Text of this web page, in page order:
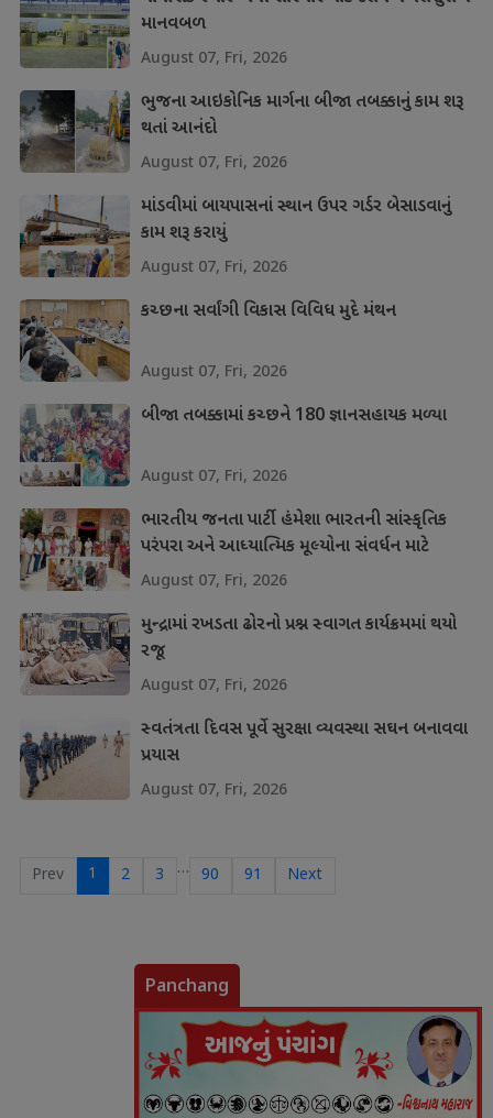
માનવબળ
August 07, Fri, 2026
ભુજના આઇકોનિક માર્ગના બીજા તબક્કાનું કામ શરૂ
થતાં આનંદો
August 07, Fri, 2026
માંડવીમાં બાયપાસનાં સ્થાન ઉપર ગર્ડર બેસાડવાનું
કામ શરૂ કરાયું
August 07, Fri, 2026
કચ્છના સર્વાંગી વિકાસ વિવિધ મુદે મંથન
August 07, Fri, 2026
બીજા તબક્કામાં કચ્છને 180 જ્ઞાનસહાયક મળ્યા
August 07, Fri, 2026
ભારતીય જનતા પાર્ટી હંમેશા ભારતની સાંસ્કૃતિક
પરંપરા અને આધ્યાત્મિક મૂલ્યોના સંવર્ધન માટે
પ્રતિબદ્ધ
August 07, Fri, 2026
મુન્દ્રામાં રખડતા ઢોરનો પ્રશ્ન સ્વાગત કાર્યક્રમમાં થયો
રજૂ
August 07, Fri, 2026
સ્વતંત્રતા દિવસ પૂર્વે સુરક્ષા વ્યવસ્થા સઘન બનાવવા
પ્રયાસ
August 07, Fri, 2026
Prev 1 2 3 … 90 91 Next
Panchang